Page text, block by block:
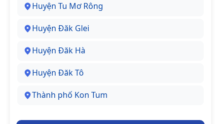
Huyện Tu Mơ Rông
Huyện Đăk Glei
Huyện Đăk Hà
Huyện Đăk Tô
Thành phố Kon Tum